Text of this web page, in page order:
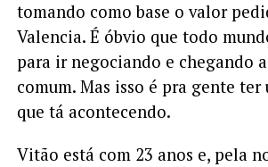
tomando como base o valor
Valencia. É óbvio que todo
para ir negociando e chegando
comum. Mas isso é pra gente ter
que tá acontecendo.
Vitão está com 23 anos e, pela